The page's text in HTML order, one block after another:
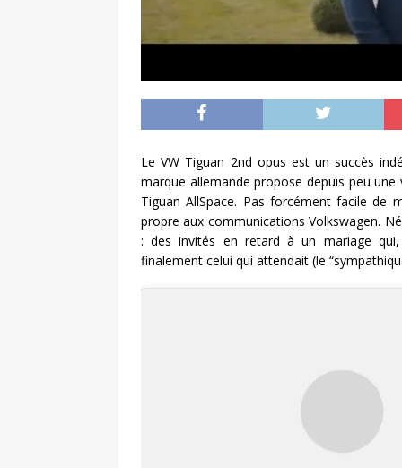
Le VW Tiguan 2nd opus est un succès
marque allemande propose depuis peu
Tiguan AllSpace. Pas forcément facile
propre aux communications Volkswagen.
: des invités en retard à un mariage
finalement celui qui attendait (le